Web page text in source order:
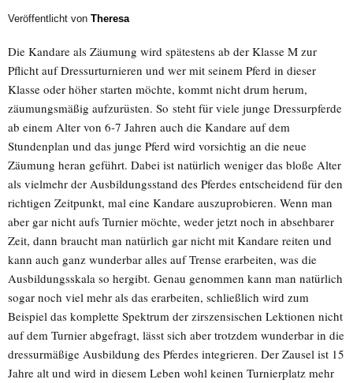
Veröffentlicht von Theresa
Die Kandare als Zäumung wird spätestens ab der Klasse M zur
Pflicht auf Dressurturnieren und wer mit seinem Pferd in dieser
Klasse oder höher starten möchte, kommt nicht drum herum,
zäumungsmäßig aufzurüsten. So steht für viele junge Dressurpferde
ab einem Alter von 6-7 Jahren auch die Kandare auf dem
Stundenplan und das junge Pferd wird vorsichtig an die neue
Zäumung heran geführt. Dabei ist natürlich weniger das bloße Alter
als vielmehr der Ausbildungsstand des Pferdes entscheidend für den
richtigen Zeitpunkt, mal eine Kandare auszuprobieren. Wenn man
aber gar nicht aufs Turnier möchte, weder jetzt noch in absehbarer
Zeit, dann braucht man natürlich gar nicht mit Kandare reiten und
kann auch ganz wunderbar alles auf Trense erarbeiten, was die
Ausbildungsskala so hergibt. Genau genommen kann man natürlich
sogar noch viel mehr als das erarbeiten, schließlich wird zum
Beispiel das komplette Spektrum der zirszensischen Lektionen nicht
auf dem Turnier abgefragt, lässt sich aber trotzdem wunderbar in die
dressurmäßige Ausbildung des Pferdes integrieren. Der Zausel ist 15
Jahre alt und wird in diesem Leben wohl keinen Turnierplatz mehr